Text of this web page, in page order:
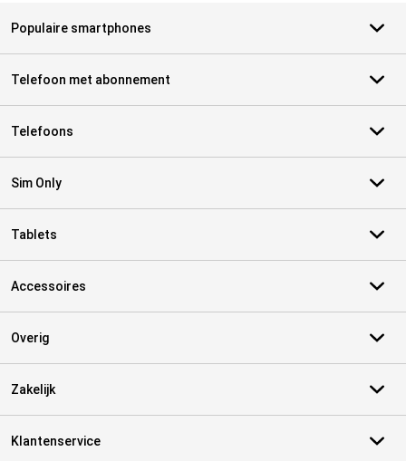
Populaire smartphones
Telefoon met abonnement
Telefoons
Sim Only
Tablets
Accessoires
Overig
Zakelijk
Klantenservice